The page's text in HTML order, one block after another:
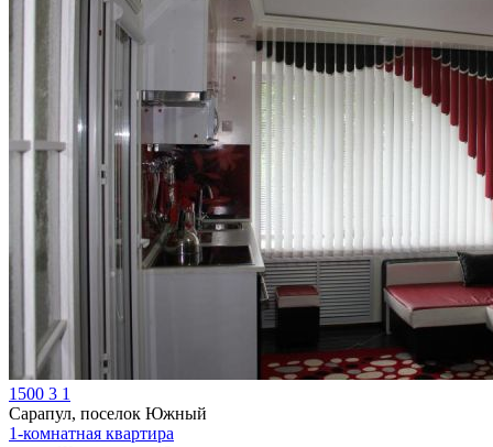
1500 3 1
Сарапул, поселок Южный
1-комнатная квартира